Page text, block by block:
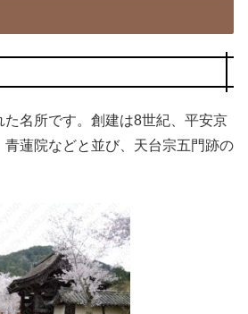
た名所です。創建は8世紀、平安京
蓮院などと並び、天台宗五門跡の